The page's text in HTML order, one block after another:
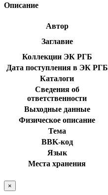
Описание
Автор
Заглавие
Коллекции ЭК РГБ
Дата поступления в ЭК РГБ
Каталоги
Сведения об
ответственности
Выходные данные
Физическое описание
Тема
BBK-код
Язык
Места хранения
×